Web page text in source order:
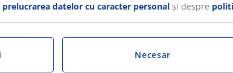
prelucrarea datelor cu caracter personal și despre
Necesar